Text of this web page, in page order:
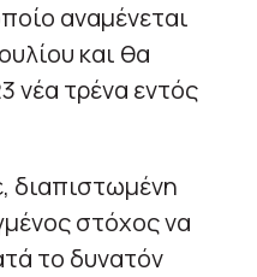
αναμένεται
και θα
νέα τρένα εντός
διαπιστωμένη
στόχος να
το δυνατόν